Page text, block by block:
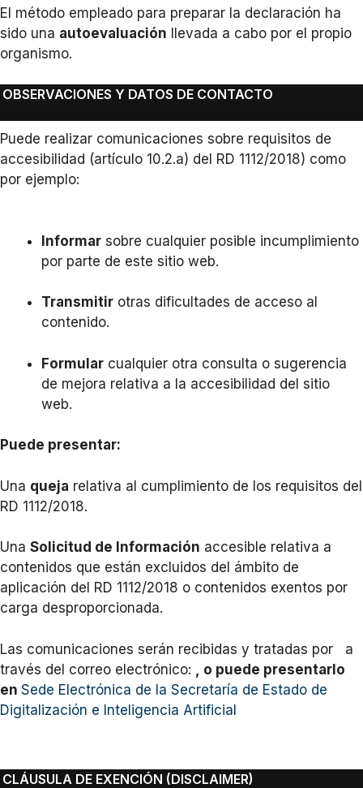
El método empleado para preparar la declaración ha
sido una autoevaluación llevada a cabo por el propio
organismo.
OBSERVACIONES Y DATOS DE CONTACTO
Puede realizar comunicaciones sobre requisitos de
accesibilidad (artículo 10.2.a) del RD 1112/2018) como
por ejemplo:
Informar sobre cualquier posible incumplimiento
por parte de este sitio web.
Transmitir otras dificultades de acceso al
contenido.
Formular cualquier otra consulta o sugerencia
de mejora relativa a la accesibilidad del sitio
web.
Puede presentar:
Una queja relativa al cumplimiento de los requisitos del
RD 1112/2018.
Una Solicitud de Información accesible relativa a
contenidos que están excluidos del ámbito de
aplicación del RD 1112/2018 o contenidos exentos por
carga desproporcionada.
Las comunicaciones serán recibidas y tratadas por
a
través del correo electrónico:
, o puede presentarlo
en Sede Electrónica de la Secretaría de Estado de
Digitalización e Inteligencia Artificial
CLÁUSULA DE EXENCIÓN (DISCLAIMER)